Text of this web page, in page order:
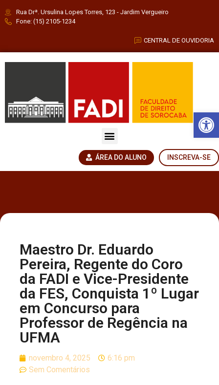
Rua Drª. Ursulina Lopes Torres, 123 - Jardim Vergueiro
Fone: (15) 2105-1234
CENTRAL DE OUVIDORIA
ÁREA DO ALUNO INSCREVA-SE
Maestro Dr. Eduardo
Pereira, Regente do Coro
da FADI e Vice-Presidente
da FES, Conquista 1º Lugar
em Concurso para
Professor de Regência na
UFMA
novembro 4, 2025
6:16 pm
Sem Comentários
Barra de